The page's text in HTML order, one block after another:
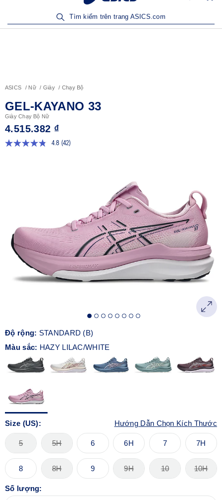
Tìm kiếm trên trang ASICS.com
ASICS Nữ Giày Chạy Bộ
GEL-KAYANO 33
Giày Chạy Bộ Nữ
4.515.382 ₫
4.8 Đọc
(42)
Độ rộng: STANDARD (B)
Màu sắc: HAZY LILAC/WHITE
Size (US): Hướng Dẫn Chọn Kích Thước
5 5H 6 6H 7 7H
8 8H 9 9H 10 10H
Số lượng: